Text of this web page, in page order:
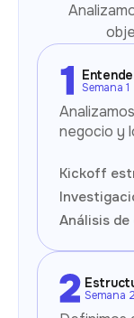
Semana 1
negocio y
Kickoff
Análisis
Semana 2